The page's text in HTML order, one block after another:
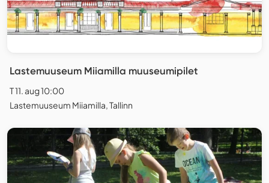
Lastemuuseum Miiamilla muuseumipilet
T 11. aug 10:00
Lastemuuseum Miiamilla, Tallinn